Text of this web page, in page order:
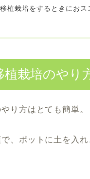
植栽培をするときにおス
植栽培のやり
り方はとても簡単。
、ポットに土を入